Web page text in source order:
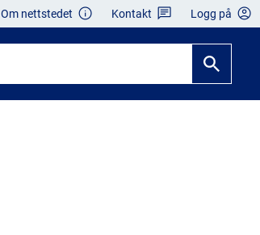
Om nettstedet Kontakt Logg på